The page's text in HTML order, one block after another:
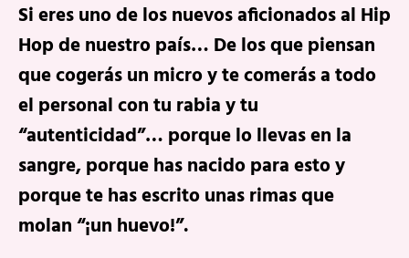
Si eres uno de los nuevos aficionados al Hip
Hop de nuestro país… De los que piensan
que cogerás un micro y te comerás a todo
el personal con tu rabia y tu
“autenticidad”… porque lo llevas en la
sangre, porque has nacido para esto y
porque te has escrito unas rimas que
molan “¡un huevo!”.